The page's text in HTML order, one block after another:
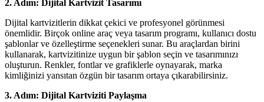
2. Adım: Dijital Kartvizit Tasarımı
Dijital kartvizitlerin dikkat çekici ve profesyonel görünmesi
önemlidir. Birçok online araç veya tasarım programı, kullanıcı dostu
şablonlar ve özelleştirme seçenekleri sunar. Bu araçlardan birini
kullanarak, kartvizitinize uygun bir şablon seçin ve tasarımınızı
oluşturun. Renkler, fontlar ve grafiklerle oynayarak, marka
kimliğinizi yansıtan özgün bir tasarım ortaya çıkarabilirsiniz.
3. Adım: Dijital Kartviziti Paylaşma